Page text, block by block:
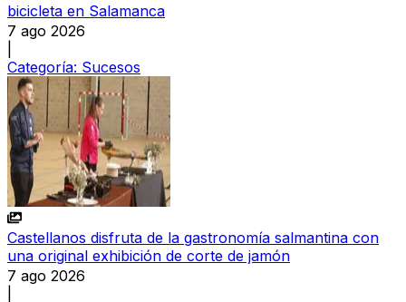
bicicleta en Salamanca
7 ago 2026
Categoría: Sucesos
Castellanos disfruta de la gastronomía salmantina con
una original exhibición de corte de jamón
7 ago 2026